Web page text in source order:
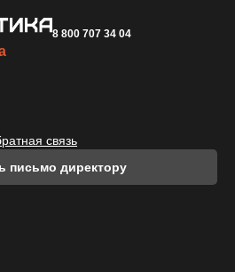
8 800 707 34 04
письмо директору
связь